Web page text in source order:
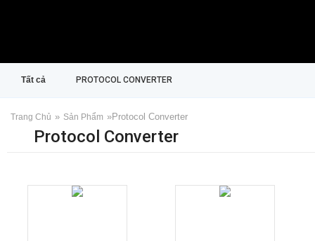
Tất cả PROTOCOL CONVERTER
Trang Chủ » Sản Phẩm »Protocol Converter
Protocol Converter